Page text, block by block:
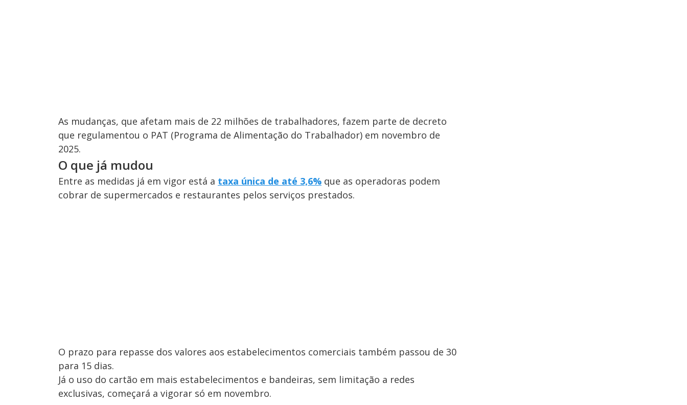
As mudanças, que afetam mais de 22 milhões de trabalhadores, fazem parte de decreto
que regulamentou o PAT (Programa de Alimentação do Trabalhador) em novembro de
2025.
O que já mudou
Entre as medidas já em vigor está a taxa única de até 3,6% que as operadoras podem
cobrar de supermercados e restaurantes pelos serviços prestados.
O prazo para repasse dos valores aos estabelecimentos comerciais também passou de 30
para 15 dias.
Já o uso do cartão em mais estabelecimentos e bandeiras, sem limitação a redes
exclusivas, começará a vigorar só em novembro.